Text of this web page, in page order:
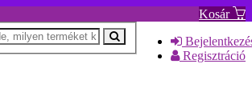
Kosár
Regisztráció